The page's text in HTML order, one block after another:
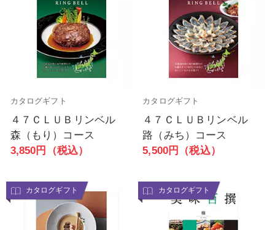
カタログギフト
４７ＣＬＵＢリンベル
森（もり）コース
3,850円（税込）
カタログギフト
４７ＣＬＵＢリンベル
路（みち）コース
5,500円（税込）
カタログギフト カタログギフト